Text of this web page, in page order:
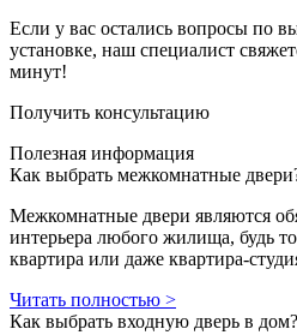
Если у вас остались вопросы по
установке, наш специалист
минут!
Получить консультацию
Полезная информация
Как выбрать межкомнатные
Межкомнатные двери являются
интерьера любого жилища, будь
квартира или даже квартира-
Читать полностью >
Как выбрать входную дверь в дом?